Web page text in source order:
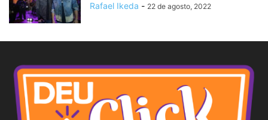
Rafael Ikeda - 22 de agosto, 2022